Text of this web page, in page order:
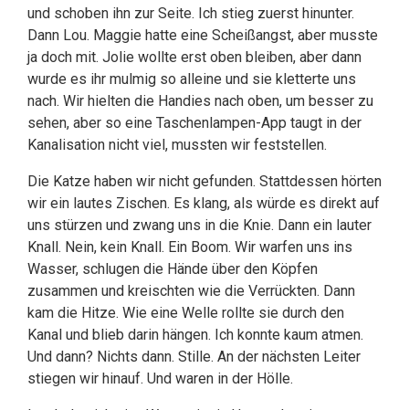
und schoben ihn zur Seite. Ich stieg zuerst hinunter.
Dann Lou. Maggie hatte eine Scheißangst, aber musste
ja doch mit. Jolie wollte erst oben bleiben, aber dann
wurde es ihr mulmig so alleine und sie kletterte uns
nach. Wir hielten die Handies nach oben, um besser zu
sehen, aber so eine Taschenlampen-App taugt in der
Kanalisation nicht viel, mussten wir feststellen.
Die Katze haben wir nicht gefunden. Stattdessen hörten
wir ein lautes Zischen. Es klang, als würde es direkt auf
uns stürzen und zwang uns in die Knie. Dann ein lauter
Knall. Nein, kein Knall. Ein Boom. Wir warfen uns ins
Wasser, schlugen die Hände über den Köpfen
zusammen und kreischten wie die Verrückten. Dann
kam die Hitze. Wie eine Welle rollte sie durch den
Kanal und blieb darin hängen. Ich konnte kaum atmen.
Und dann? Nichts dann. Stille. An der nächsten Leiter
stiegen wir hinauf. Und waren in der Hölle.